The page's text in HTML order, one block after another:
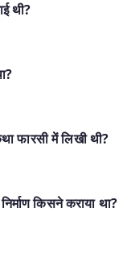
थी?
फारसी में लिखी थी?
किसने कराया था?